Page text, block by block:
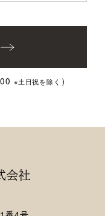
※土日祝を除く ）